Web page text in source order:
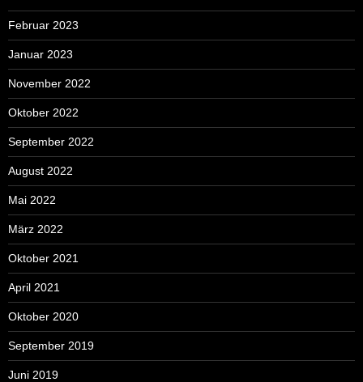
Februar 2023
Januar 2023
November 2022
Oktober 2022
September 2022
August 2022
Mai 2022
März 2022
Oktober 2021
April 2021
Oktober 2020
September 2019
Juni 2019